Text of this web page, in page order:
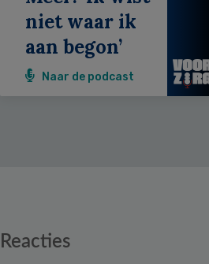
niet waar ik
aan begon’
Naar de podcast
Reacties